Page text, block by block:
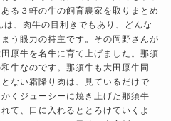
る３軒の牛の飼育農家を取りまとめ
、肉牛の目利きでもあり、どんな
う眼力の持主です。その岡野さんが
原牛を名牛に育て上げました。那須
牛なのです。那須牛も大田原牛同
ない霜降り肉は、見ているだけで
くジューシーに焼き上げた那須牛
て、口に入れるととろけていくよ